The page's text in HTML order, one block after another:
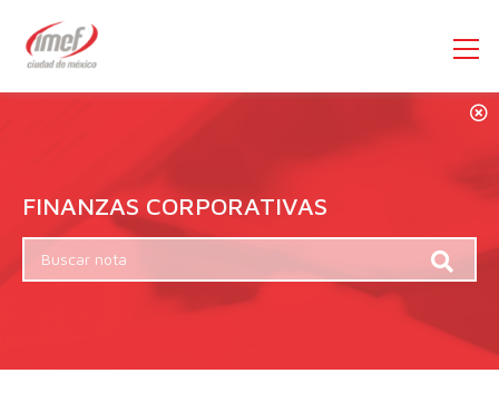
FINANZAS CORPORATIVAS